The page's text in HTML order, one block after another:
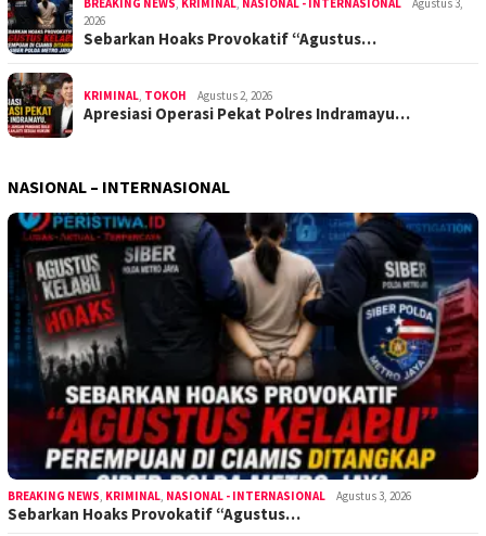
BREAKING NEWS, KRIMINAL, NASIONAL - INTERNASIONAL
Agustus 3,
2026
Sebarkan Hoaks Provokatif “Agustus…
KRIMINAL, TOKOH Agustus 2, 2026
Apresiasi Operasi Pekat Polres Indramayu…
NASIONAL – INTERNASIONAL
BREAKING NEWS, KRIMINAL, NASIONAL - INTERNASIONAL Agustus 3, 2026
Sebarkan Hoaks Provokatif “Agustus…